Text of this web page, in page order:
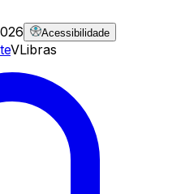
Acessibilidade
VLibras